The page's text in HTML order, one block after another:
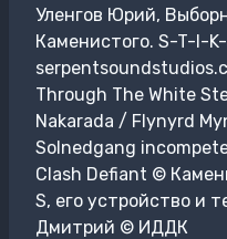
Уленгов Юрий,
Каменистого. S-T-I-
Through The White
Nakarada / Flynyrd
Solnedgang
Clash Defiant ©
S, его устройство и
Дмитрий © ИДДК